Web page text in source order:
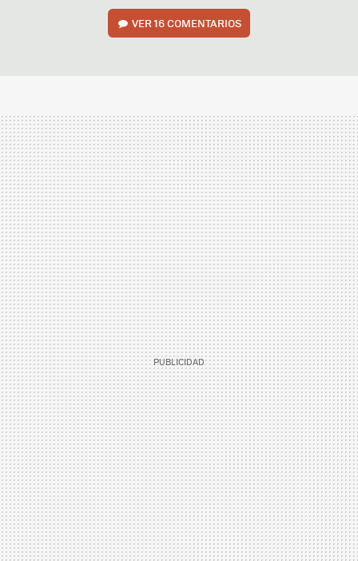
VER16 COMENTARIOS